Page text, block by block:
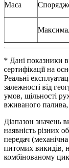
Маса
* Дані показники
сертифікації на
Реальні
залежності від
умов, щільності
вживаного палива,
Діапазон значень
наявність різних
передач
питомих викидів,
комбінованому